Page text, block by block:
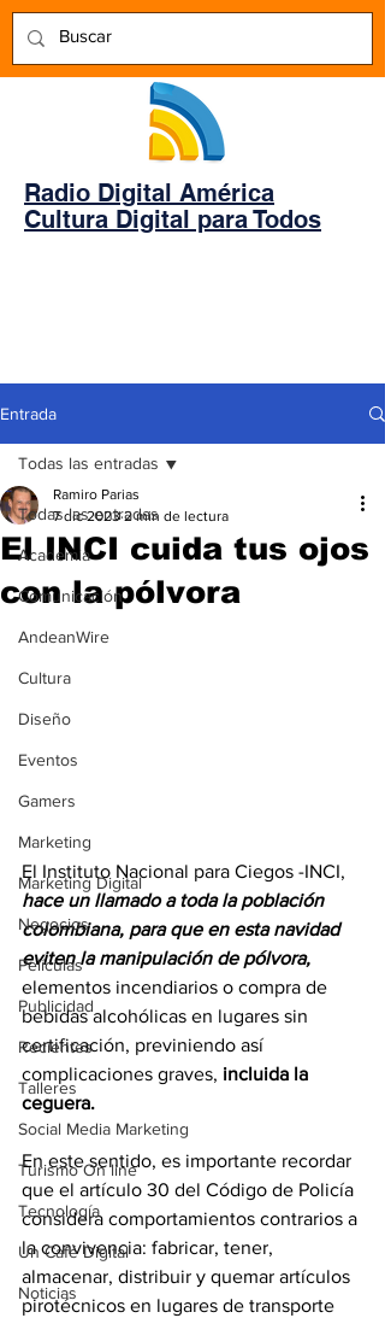
Radio Digital América
Cultura Digital para Todos
Entrada
Todas las entradas
Academia
Comunicación
AndeanWire
Cultura
Diseño
Eventos
Gamers
Marketing
Marketing Digital
Negocios
Películas
Publicidad
Recientes
Talleres
Social Media Marketing
Turismo On line
Tecnología
Un Café Digital
Noticias
Todas las entradas
El INCI cuida tus ojos
con la pólvora
Ramiro Parias
7 dic 2023 2 min de lectura
El Instituto Nacional para Ciegos -INCI,
hace un llamado a toda la población
colombiana, para que en esta navidad
eviten la manipulación de pólvora,
elementos incendiarios o compra de
bebidas alcohólicas en lugares sin
certificación, previniendo así
complicaciones graves, incluida la
ceguera.
En este sentido, es importante recordar
que el artículo 30 del Código de Policía
considera comportamientos contrarios a
la convivencia: fabricar, tener,
almacenar, distribuir y quemar artículos
pirotécnicos en lugares de transporte